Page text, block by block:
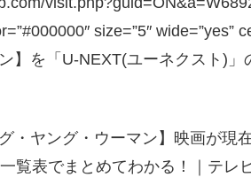
size=”5″ wide=”yes”
】を「U-NEXT(ユーネクスト)
・ヤング・ウーマン】映画が現
覧表でまとめてわかる！｜テレ